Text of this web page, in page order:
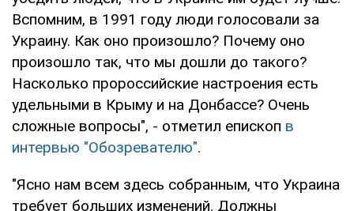
Вспомним, в 1991 году люди голосовали за
Украину. Как оно произошло? Почему оно
произошло так, что мы дошли до такого?
Насколько пророссийские настроения есть
удельными в Крыму и на Донбассе? Очень
сложные вопросы", - отметил епископ в
интервью "Обозревателю".
"Ясно нам всем здесь собранным, что Украина
требует больших изменений. Должны